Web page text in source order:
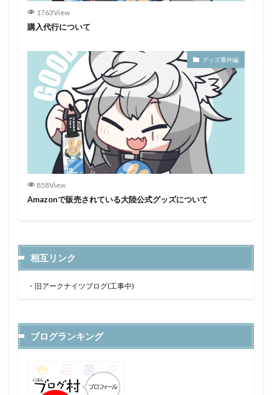
1763View
購入代行について
グッズ番外編
858View
Amazonで販売されている大陸公式グッズについて
相互リンク
・ 旧アークナイツブログ(工事中)
ブログランキング